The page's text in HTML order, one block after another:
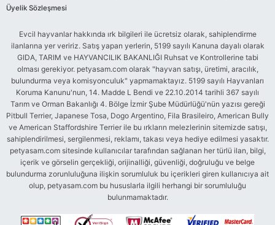
Üyelik Sözleşmesi
Evcil hayvanlar hakkında ırk bilgileri ile ücretsiz olarak, sahiplendirme
ilanlarına yer veririz. Satış yapan yerlerin, 5199 sayılı Kanuna dayalı olarak
GIDA, TARIM ve HAYVANCILIK BAKANLIĞI Ruhsat ve Kontrollerine tabi
olması gerekiyor. petyasam.com olarak "hayvan satışı, üretimi, aracılık,
bulundurma veya komisyonculuk" yapmamaktayız. 5199 sayılı Hayvanları
Koruma Kanunu'nun, 14. Madde L Bendi ve 22.10.2014 tarihli 367 sayılı
Tarım ve Orman Bakanlığı 4. Bölge İzmir Şube Müdürlüğü'nün yazısı gereği
Pitbull Terrier, Japanese Tosa, Dogo Argentino, Fila Brasileiro, American Bully
ve American Staffordshire Terrier ile bu ırkların melezlerinin sitemizde satışı,
sahiplendirilmesi, sergilenmesi, reklamı, takası veya hediye edilmesi yasaktır.
petyasam.com sitesinde kullanıcılar tarafından sağlanan her türlü ilan, bilgi,
içerik ve görselin gerçekliği, orijinalliği, güvenliği, doğruluğu ve belge
bulundurma zorunluluğuna ilişkin sorumluluk bu içerikleri giren kullanıcıya ait
olup, petyasam.com bu hususlarla ilgili herhangi bir sorumluluğu
bulunmamaktadır.